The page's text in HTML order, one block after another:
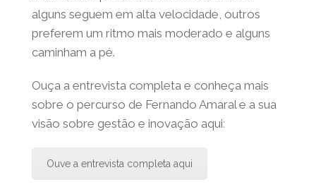
No episódio, Fernando Amaral reforça ainda
queliderar implica equilibrar diferentes
ritmos dentro da equipa
alguns seguem em alta velocidade, outros
preferem um ritmo mais moderado e alguns
caminham a pé.
Ouça a entrevista completa e conheça mais